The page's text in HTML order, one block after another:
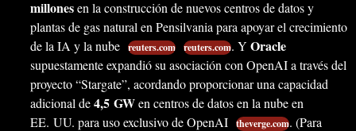
millonesen la construcción de nuevos centros de datos y
plantas de gas natural en Pensilvania para apoyar el crecimiento
de la IA y la nube reuters.com reuters.com. Y Oracle
supuestamente expandió su asociación con OpenAI a través del
proyecto “Stargate”, acordando proporcionar una capacidad
adicional de4,5 GWen centros de datos en la nube en
EE. UU. para uso exclusivo de OpenAI theverge.com. (Para